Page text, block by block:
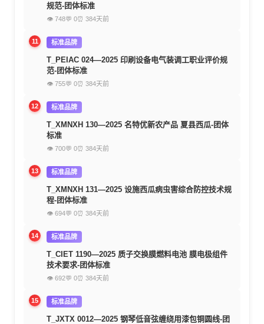
规范-团体标准
👁 748💬 0⏰ 384天前
11 标准品牌
T_PEIAC 024—2025 印刷设备电气装调工职业评价规
范-团体标准
👁 755💬 0⏰ 384天前
12 标准品牌
T_XMNXH 130—2025 名特优新农产品 夏县西瓜-团体
标准
👁 700💬 0⏰ 384天前
13 标准品牌
T_XMNXH 131—2025 设施西瓜病虫害综合防控技术规
程-团体标准
👁 694💬 0⏰ 384天前
14 标准品牌
T_CIET 1190—2025 质子交换膜燃料电池 膜电极组件
技术要求-团体标准
👁 692💬 0⏰ 384天前
15 标准品牌
T_JXTX 0012—2025 钢琴低音弦缠绕用漆包铜圆线-团